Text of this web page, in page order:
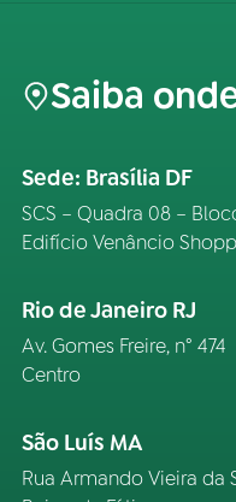
Saiba
Sede: Brasília DF
SCS – Quadra 08 –
Edifício Venâncio
Rio de Janeiro RJ
Av. Gomes Freire, n° 474
Centro
São Luís MA
Rua Armando Vieira da